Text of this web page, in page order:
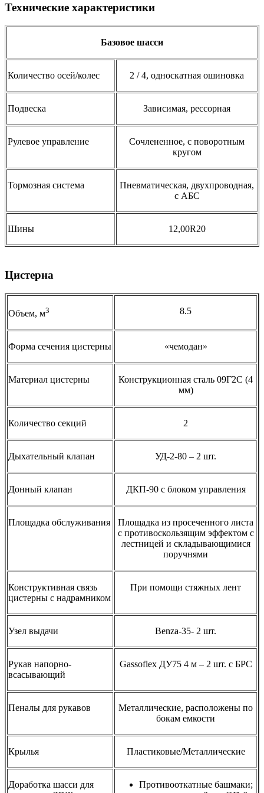
Технические характеристики
Базовое шасси
Количество осей/колес 2 / 4, односкатная ошиновка
Подвеска Зависимая, рессорная
Рулевое управление
Сочлененное, с поворотным
кругом
Тормозная система
Пневматическая, двухпроводная,
с АБС
Шины 12,00R20
Цистерна
Объем, м3 8.5
Форма сечения цистерны «чемодан»
Материал цистерны
Конструкционная сталь 09Г2С (4
мм)
Количество секций 2
Дыхательный клапан УД-2-80 – 2 шт.
Донный клапан ДКП-90 с блоком управления
Площадка обслуживания
Площадка из просеченного листа
с противоскользящим эффектом с
лестницей и складывающимися
поручнями
Конструктивная связь
цистерны с надрамником
При помощи стяжных лент
Узел выдачи Benza-35- 2 шт.
Рукав напорно-
всасывающий
Gassoflex ДУ75 4 м – 2 шт. c БРС
Пеналы для рукавов
Металлические, расположены по
бокам емкости
Крылья Пластиковые/Металлические
Доработка шасси для
Противооткатные башмаки;